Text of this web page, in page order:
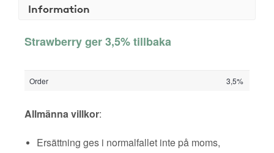
Information
Strawberry ger 3,5% tillbaka
Order 3,5%
Allmänna villkor:
Ersättning ges i normalfallet inte på moms,